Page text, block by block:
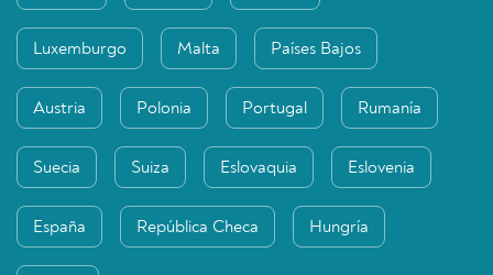
Luxemburgo Malta Países Bajos
Austria Polonia Portugal Rumanía
Suecia Suiza Eslovaquia Eslovenia
España República Checa Hungría